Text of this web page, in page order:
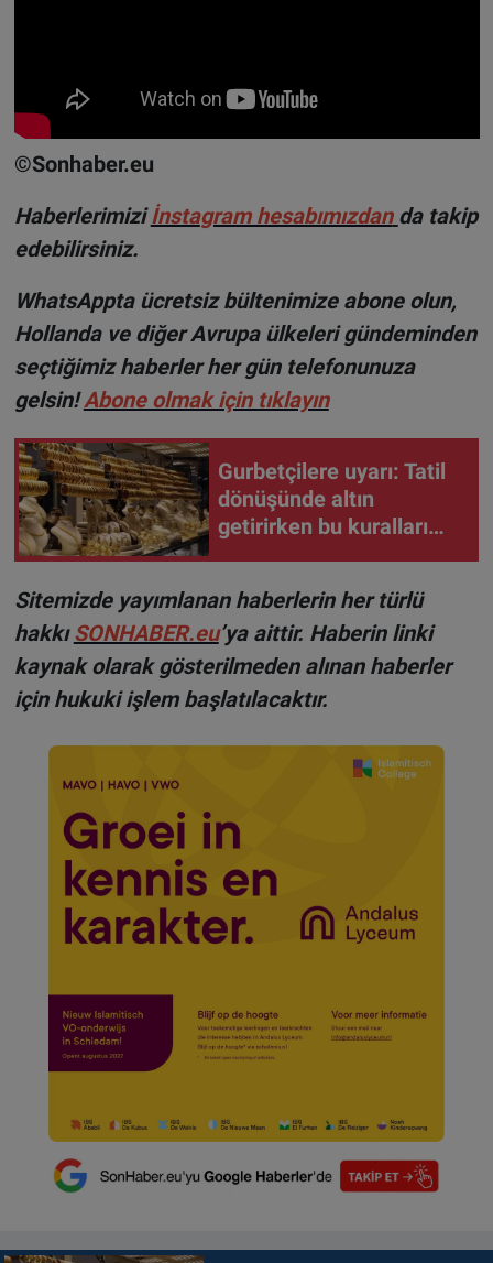
©Sonhaber.eu
Haberlerimizi İnstagram hesabımızdan da takip
edebilirsiniz.
WhatsAppta ücretsiz bültenimize abone olun,
Hollanda ve diğer Avrupa ülkeleri gündeminden
seçtiğimiz haberler her gün telefonunuza
gelsin!Abone olmak için tıklayın
Gurbetçilere uyarı: Tatil
dönüşünde altın
getirirken bu kuralları
Sitemizde yayımlanan haberlerin her türlü
hakkıSONHABER.eu’ya aittir. Haberin linki
kaynak olarak gösterilmeden alınan haberler
için hukuki işlem başlatılacaktır.